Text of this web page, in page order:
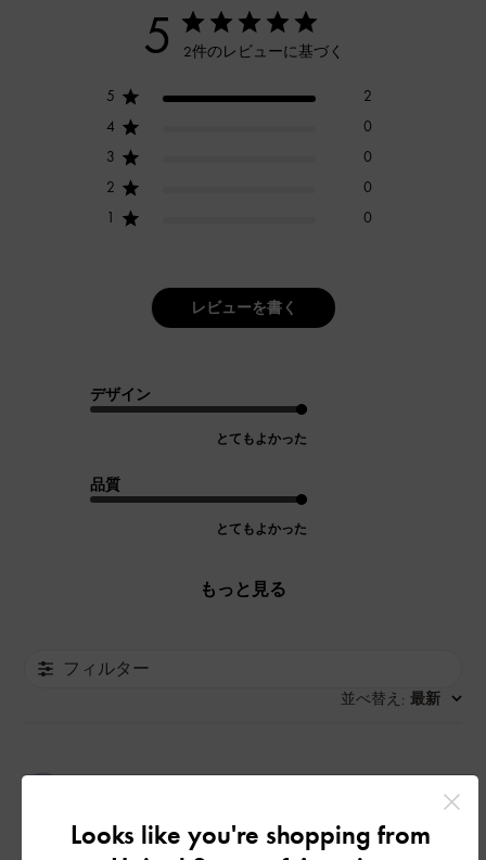
5 2件のレビューに基づく
5
2
4
0
3
0
2
0
1
0
レビューを書く
デザイン
とてもよかった
品質
とてもよかった
もっと見る
フィルター
並べ替え : 最新
おしゃれ
公
Looks like you're shopping from